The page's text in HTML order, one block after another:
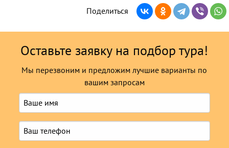
Поделиться
Оставьте заявку на подбор тура!
Мы перезвоним и предложим лучшие варианты по
вашим запросам